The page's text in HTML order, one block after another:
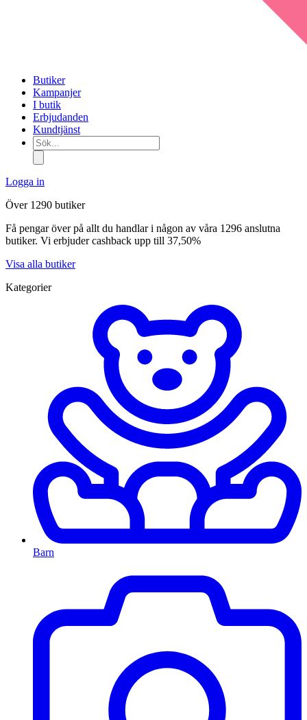
Butiker
Kampanjer
I butik
Erbjudanden
Kundtjänst
Sök...
Logga in
Över 1290 butiker
Få pengar över på allt du handlar i någon av våra 1296 anslutna
butiker. Vi erbjuder cashback upp till 37,50%
Visa alla butiker
Kategorier
Barn